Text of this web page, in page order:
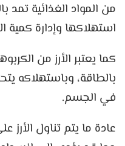
من المواد الغذائية تمد
استهلاكها وإدارة كمية
كما يعتبر الأرز من
بالطاقة، وباستهلاكه
في الجسم.
عادة ما يتم تناول